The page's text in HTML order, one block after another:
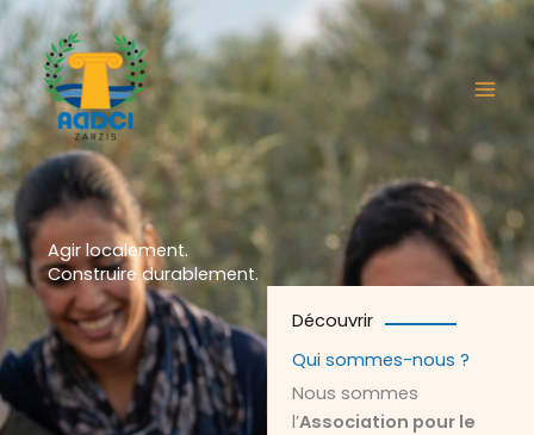
Aller
au
contenu
Agir localement.
Construire durablement.
Découvrir
Qui sommes-nous ?
Nous sommes
l’Association pour le